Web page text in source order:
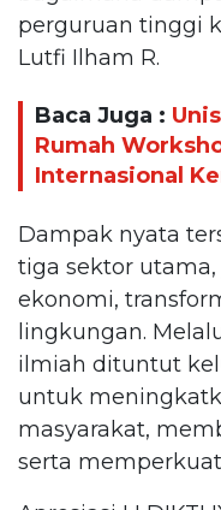
perguruan tinggi
Lutfi Ilham R.
Baca Juga :
Rumah
Internasional
Dampak nyata
tiga sektor
ekonomi,
lingkungan.
ilmiah dituntut
untuk
masyarakat,
serta